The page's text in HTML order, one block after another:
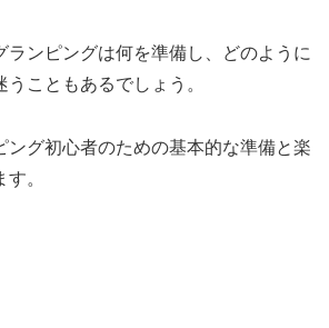
ランピングは何を準備し、どのように
こともあるでしょう。
ング初心者のための基本的な準備と楽
。